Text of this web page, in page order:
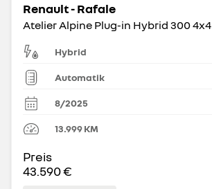
Renault - Rafale
Atelier Alpine Plug-in Hybrid 300 4x4
Hybrid
Automatik
8/2025
13.999KM
Preis
43.590 €